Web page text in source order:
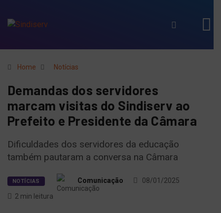
Home Notícias
Demandas dos servidores
marcam visitas do Sindiserv ao
Prefeito e Presidente da Câmara
Dificuldades dos servidores da educação
também pautaram a conversa na Câmara
NOTÍCIAS Comunicação
08/01/2025
2 min leitura